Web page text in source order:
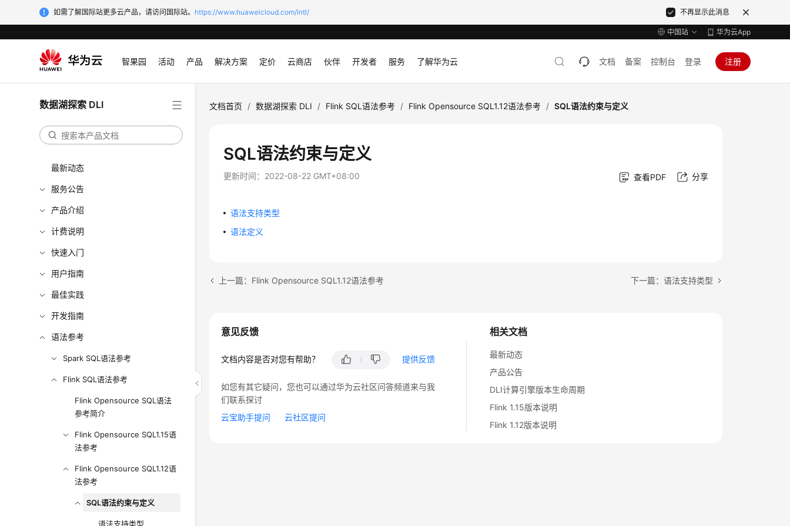
如需了解国际站更多云产品，请访问国际站。 https://www.huaweicloud.com/intl/ 不再显示此消息
中国站 华为云App
智果园 活动 产品 解决方案 定价 云商店 伙伴 开发者 服务 了解华为云 文档 备案 控制台 登录 注册
数据湖探索 DLI
最新动态
服务公告
产品介绍
计费说明
快速入门
用户指南
最佳实践
开发指南
语法参考
Spark SQL语法参考
Flink SQL语法参考
Flink Opensource SQL语法
参考简介
Flink Opensource SQL1.15语
法参考
Flink Opensource SQL1.12语
法参考
SQL语法约束与定义
语法支持类型
文档首页 / 数据湖探索 DLI / Flink SQL语法参考 / Flink Opensource SQL1.12语法参考 / SQL语法约束与定义
SQL语法约束与定义
更新时间： 2022-08-22 GMT+08:00 查看PDF 分享
语法支持类型
语法定义
上一篇：Flink Opensource SQL1.12语法参考 下一篇：语法支持类型
相关文档
最新动态
产品公告
DLI计算引擎版本生命周期
Flink 1.15版本说明
Flink 1.12版本说明
意见反馈
文档内容是否对您有帮助？ 提供反馈
如您有其它疑问，您也可以通过华为云社区问答频道来与我
们联系探讨
云宝助手提问
云社区提问